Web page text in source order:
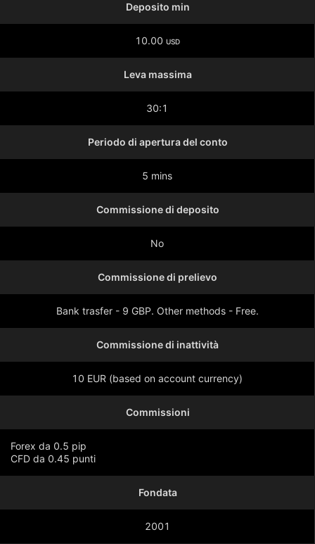
Deposito min
10.00 USD
Leva massima
30:1
Periodo di apertura del conto
5 mins
Commissione di deposito
No
Commissione di prelievo
Bank trasfer - 9 GBP. Other methods - Free.
Commissione di inattività
10 EUR (based on account currency)
Commissioni
Forex da 0.5 pip
CFD da 0.45 punti
Fondata
2001